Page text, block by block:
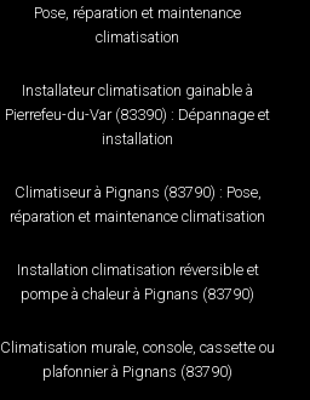
Pose, réparation et maintenance
climatisation
Installateur climatisation gainable à
Pierrefeu-du-Var (83390) : Dépannage et
installation
Climatiseur à Pignans (83790) : Pose,
réparation et maintenance climatisation
Installation climatisation réversible et
pompe à chaleur à Pignans (83790)
Climatisation murale, console, cassette ou
plafonnier à Pignans (83790)